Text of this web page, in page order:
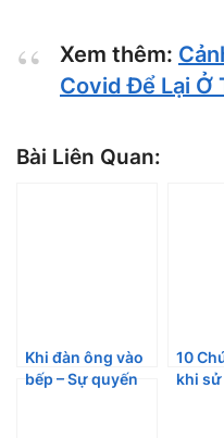
Xem thêm:
Covid Để Lại Ở
Bài Liên Quan:
Khi đàn ông vào
bếp – Sự quyến
10
khi